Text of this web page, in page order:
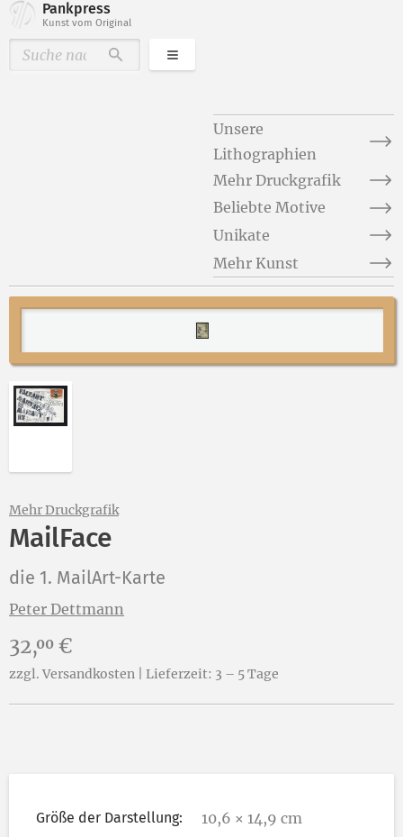
Pankpress
Kunst vom Original
DurchsuchenKategorien
Unsere
Lithographien
Mehr Druckgrafik
Beliebte Motive
Unikate
Mehr Kunst
Mehr Druckgrafik
MailFace
die 1. MailArt-Karte
Peter Dettmann
Preis:
32,00 €
zzgl. Versandkosten | Lieferzeit: 3 – 5 Tage
Abbildung 2 von „MailFace“ von Peter Dettmann
Größe der Darstellung: 10,6 × 14,9 cm